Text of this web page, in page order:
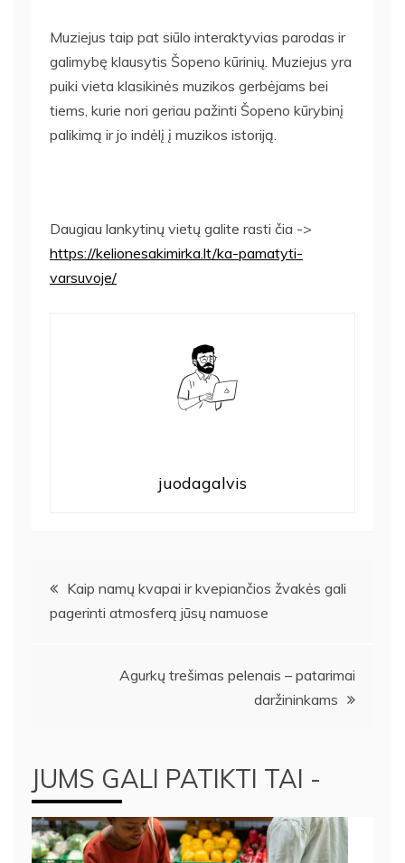
Muziejus taip pat siūlo interaktyvias parodas ir
galimybę klausytis Šopeno kūrinių. Muziejus yra
puiki vieta klasikinės muzikos gerbėjams bei
tiems, kurie nori geriau pažinti Šopeno kūrybinį
palikimą ir jo indėlį į muzikos istoriją.
Daugiau lankytinų vietų galite rasti čia ->
https://kelionesakimirka.lt/ka-pamatyti-
varsuvoje/
juodagalvis
Navigacija
tarp
Kaip namų kvapai ir kvepiančios žvakės gali
pagerinti atmosferą jūsų namuose
Agurkų trešimas pelenais – patarimai
daržininkams
JUMS GALI PATIKTI TAI -